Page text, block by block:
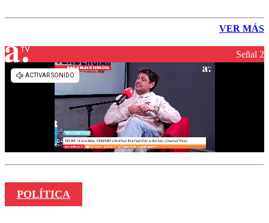
VER MÁS
Señal 2
POLÍTICA